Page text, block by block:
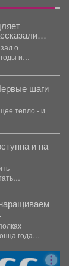
о
и
шаги
тепло - и
и на
года